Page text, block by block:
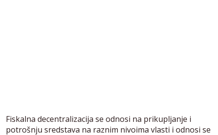
Fiskalna decentralizacija se odnosi na prikupljanje i
potrošnju sredstava na raznim nivoima vlasti i odnosi se